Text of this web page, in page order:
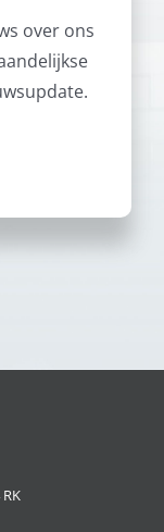
over ons